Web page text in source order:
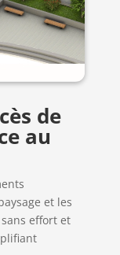
de
au
et les
effort et